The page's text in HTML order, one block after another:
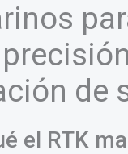
de
el RTK